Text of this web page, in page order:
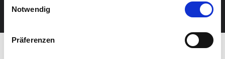
Notwendig
Präferenzen
JETZT UNSEREN NEWSLETTER ABONNIEREN